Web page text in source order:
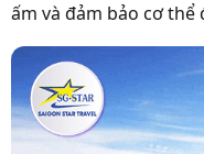
ấm và đảm bảo cơ